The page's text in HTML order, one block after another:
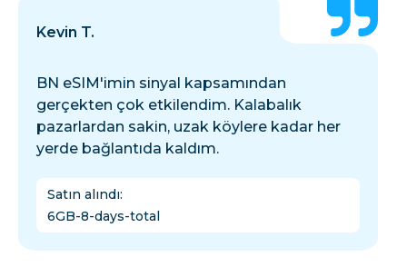
Kevin T.
BN eSIM'imin sinyal kapsamından
gerçekten çok etkilendim. Kalabalık
pazarlardan sakin, uzak köylere kadar her
yerde bağlantıda kaldım.
Satın alındı:
6GB-8-days-total